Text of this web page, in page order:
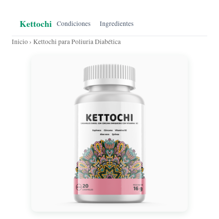
Kettochi Condiciones Ingredientes
Inicio› Kettochi para Poliuria Diabética